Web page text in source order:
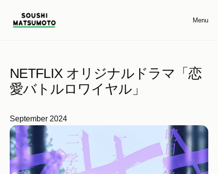
Menu
NETFLIX オリジナルドラマ「恋
愛バトルロワイヤル」
September 2024